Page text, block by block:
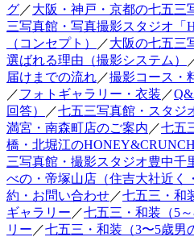
グ／大阪・神戸・京都の七五三
三写真館・写真撮影スタジオ「
（コンセプト）
／大阪の七五三
選ばれる理由（撮影システム）
届けまでの流れ／撮影コース・
／フォトギャラリー・衣装 ／
回答）
／七五三写真館・スタジ
満宮・南森町店のご案内 ／七五
橋・北堀江の
三写真館・撮影スタジオ豊中千
べの・帝塚山店（住吉大社近く
約・お問い合わせ／七五三・和
ギャラリー ／七五三・和装（5
リー ／七五三・和装（3〜5歳男